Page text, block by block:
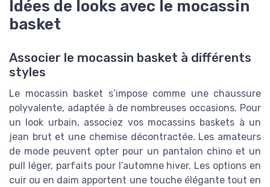
Idées de looks avec le mocassin
basket
Associer le mocassin basket à différents
styles
Le mocassin basket s’impose comme une chaussure
polyvalente, adaptée à de nombreuses occasions. Pour
un look urbain, associez vos mocassins baskets à un
jean brut et une chemise décontractée. Les amateurs
de mode peuvent opter pour un pantalon chino et un
pull léger, parfaits pour l’automne hiver. Les options en
cuir ou en daim apportent une touche élégante tout en